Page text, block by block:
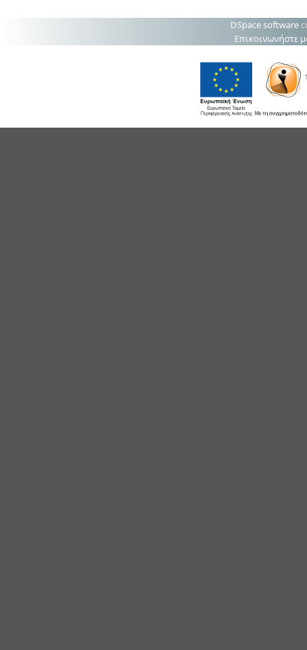
DSpace software
Επικοινωνήστε